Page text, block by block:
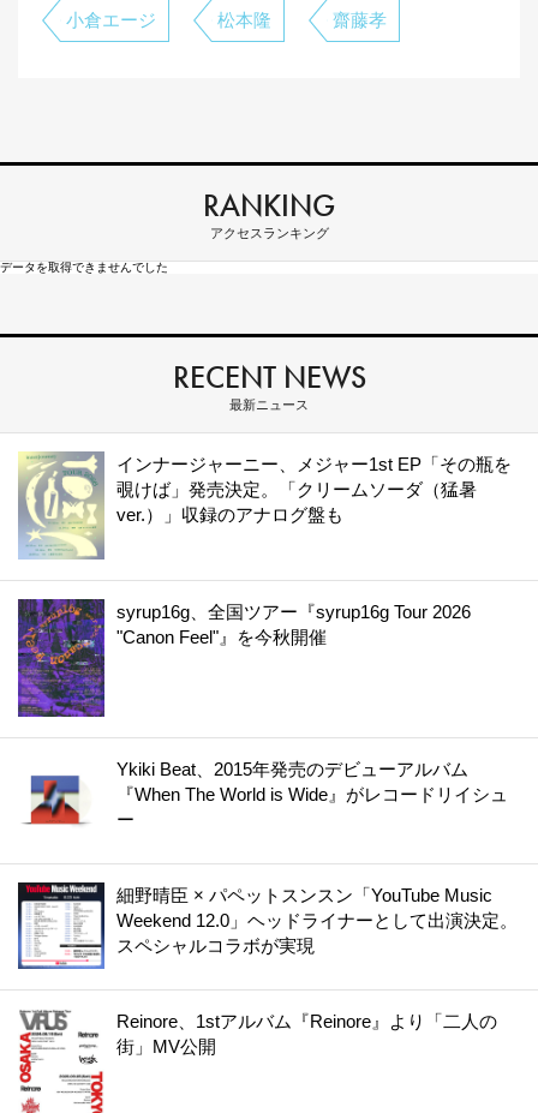
小倉エージ 松本隆 齋藤孝
RANKING
アクセスランキング
データを取得できませんでした
RECENT NEWS
最新ニュース
インナージャーニー、メジャー1st EP「その瓶を
覗けば」発売決定。「クリームソーダ（猛暑
ver.）」収録のアナログ盤も
syrup16g、全国ツアー『syrup16g Tour 2026
"Canon Feel"』を今秋開催
Ykiki Beat、2015年発売のデビューアルバム
『When The World is Wide』がレコードリイシュ
ー
細野晴臣 × パペットスンスン「YouTube Music
Weekend 12.0」ヘッドライナーとして出演決定。
スペシャルコラボが実現
Reinore、1stアルバム『Reinore』より「二人の
街」MV公開